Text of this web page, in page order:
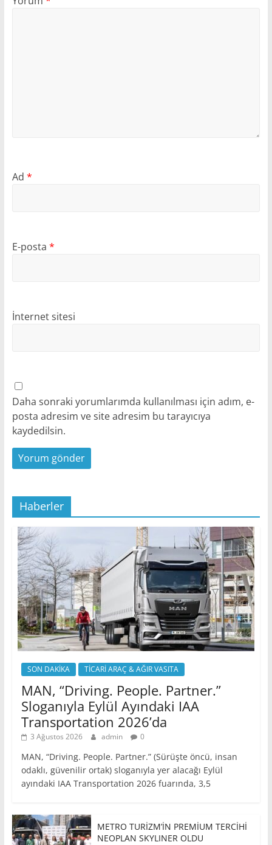
Ad *
E-posta *
İnternet sitesi
Daha sonraki yorumlarımda kullanılması için adım, e-
posta adresim ve site adresim bu tarayıcıya
kaydedilsin.
Haberler
SON DAKİKA TİCARİ ARAÇ & AĞIR VASITA
MAN, “Driving. People. Partner.”
Sloganıyla Eylül Ayındaki IAA
Transportation 2026’da
3 Ağustos 2026 admin 0
MAN, “Driving. People. Partner.” (Sürüşte öncü, insan
odaklı, güvenilir ortak) sloganıyla yer alacağı Eylül
ayındaki IAA Transportation 2026 fuarında, 3,5
METRO TURİZM’İN PREMİUM TERCİHİ
NEOPLAN SKYLINER OLDU